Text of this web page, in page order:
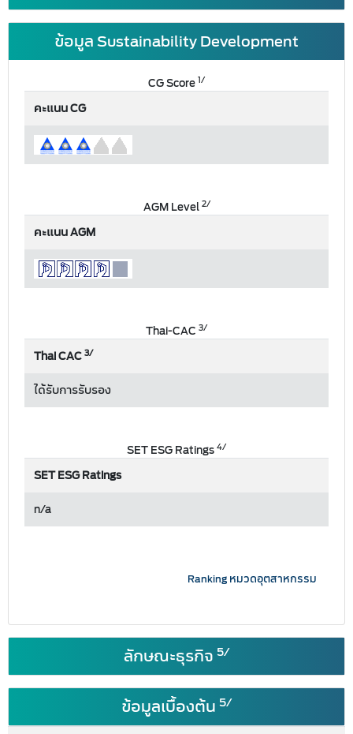
ข้อมูล Sustainability Development
CG Score1/
คะแนน CG
AGM Level2/
คะแนน AGM
Thai-CAC 3/
Thai CAC3/
ได้รับการรับรอง
SET ESG Ratings4/
SET ESG Ratings
n/a
Ranking หมวดอุตสาหกรรม
ลักษณะธุรกิจ 5/
ข้อมูลเบื้องต้น 5/